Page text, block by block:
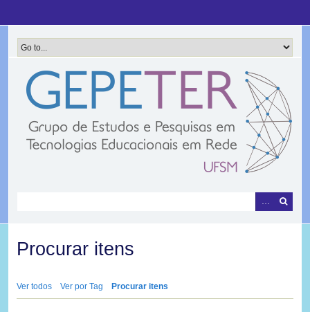
conteúdo
principal
Procurar itens
Ver todos Ver por Tag Procurar itens